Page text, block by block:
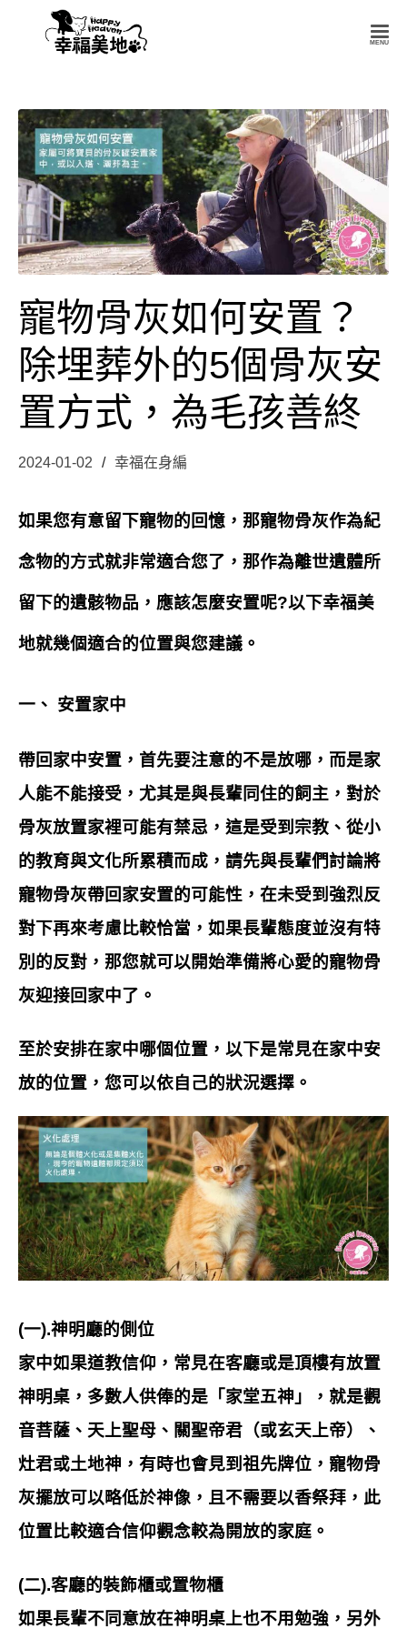
美
地
Happy
Heaven
寵物骨灰如何安置？
除埋葬外的5個骨灰安
置方式，為毛孩善終
2024-01-02 幸福在身編
如果您有意留下寵物的回憶，那寵物骨灰作為紀
念物的方式就非常適合您了，那作為離世遺體所
留下的遺骸物品，應該怎麼安置呢?以下幸福美
地就幾個適合的位置與您建議。
一、 安置家中
帶回家中安置，首先要注意的不是放哪，而是家
人能不能接受，尤其是與長輩同住的飼主，對於
骨灰放置家裡可能有禁忌，這是受到宗教、從小
的教育與文化所累積而成，請先與長輩們討論將
寵物骨灰帶回家安置的可能性，在未受到強烈反
對下再來考慮比較恰當，如果長輩態度並沒有特
別的反對，那您就可以開始準備將心愛的寵物骨
灰迎接回家中了。
至於安排在家中哪個位置，以下是常見在家中安
放的位置，您可以依自己的狀況選擇。
(一).神明廳的側位
家中如果道教信仰，常見在客廳或是頂樓有放置
神明桌，多數人供俸的是「家堂五神」，就是觀
音菩薩、天上聖母、關聖帝君（或玄天上帝）、
灶君或土地神，有時也會見到祖先牌位，寵物骨
灰擺放可以略低於神像，且不需要以香祭拜，此
位置比較適合信仰觀念較為開放的家庭。
(二).客廳的裝飾櫃或置物櫃
如果長輩不同意放在神明桌上也不用勉強，另外